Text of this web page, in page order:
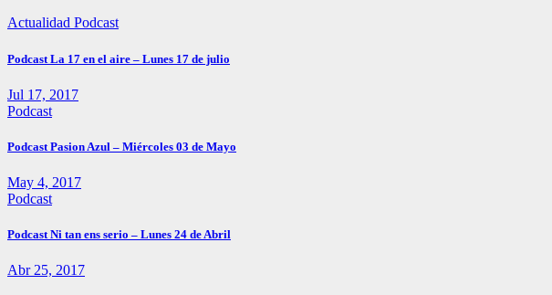
Actualidad Podcast
Podcast La 17 en el aire – Lunes 17 de julio
Jul 17, 2017
Podcast
Podcast Pasion Azul – Miércoles 03 de Mayo
May 4, 2017
Podcast
Podcast Ni tan ens serio – Lunes 24 de Abril
Abr 25, 2017